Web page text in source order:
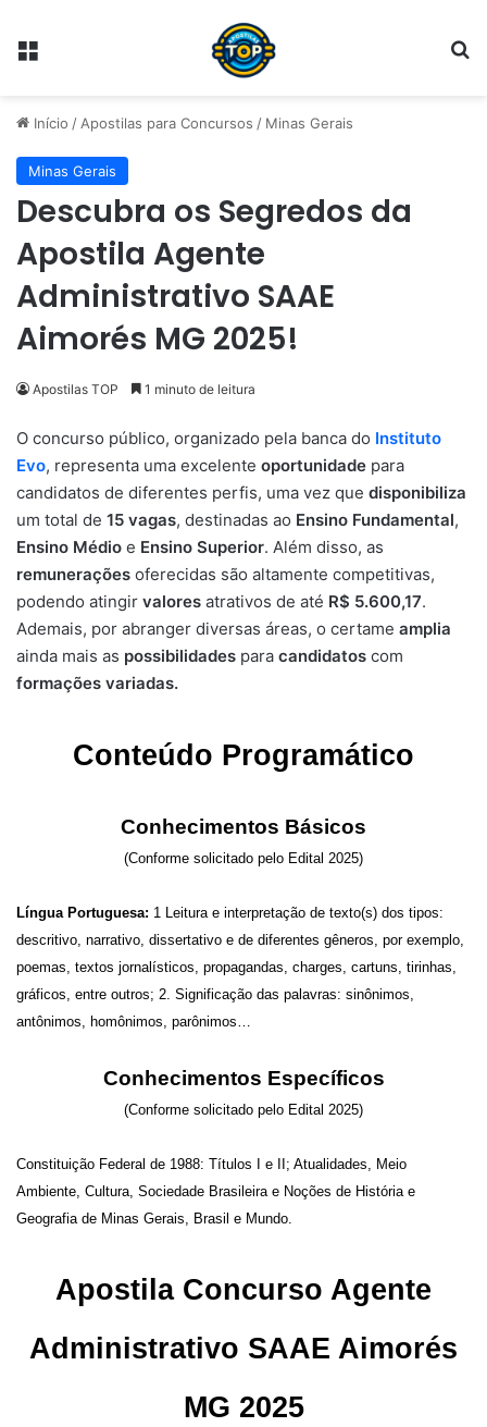
Menu
Início / Apostilas para Concursos / Minas Gerais
Minas Gerais
Descubra os Segredos da
Apostila Agente
Administrativo SAAE
Aimorés MG 2025!
Apostilas TOP 1 minuto de leitura
O concurso público, organizado pela banca do Instituto
Evo, representa uma excelente oportunidade para
candidatos de diferentes perfis, uma vez que disponibiliza
um total de 15 vagas, destinadas ao Ensino Fundamental,
Ensino Médio e Ensino Superior. Além disso, as
remunerações oferecidas são altamente competitivas,
podendo atingir valores atrativos de até R$ 5.600,17.
Ademais, por abranger diversas áreas, o certame amplia
ainda mais as possibilidades para candidatos com
formações variadas.
Conteúdo Programático
Conhecimentos Básicos
(Conforme solicitado pelo Edital 2025)
Língua Portuguesa: 1 Leitura e interpretação de texto(s) dos tipos:
descritivo, narrativo, dissertativo e de diferentes gêneros, por exemplo,
poemas, textos jornalísticos, propagandas, charges, cartuns, tirinhas,
gráficos, entre outros; 2. Significação das palavras: sinônimos,
antônimos, homônimos, parônimos…
Conhecimentos Específicos
(Conforme solicitado pelo Edital 2025)
Constituição Federal de 1988: Títulos I e II; Atualidades, Meio
Ambiente, Cultura, Sociedade Brasileira e Noções de História e
Geografia de Minas Gerais, Brasil e Mundo.
Apostila Concurso Agente
Administrativo SAAE Aimorés
MG 2025